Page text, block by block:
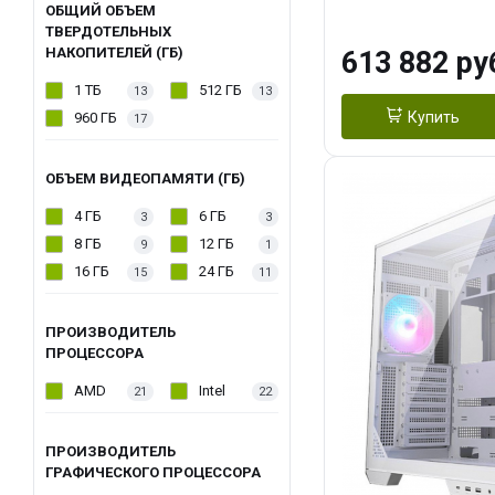
ОБЩИЙ ОБЪЕМ
ТВЕРДОТЕЛЬНЫХ
НАКОПИТЕЛЕЙ (ГБ)
1 ТБ 13 512 ГБ 13
960 ГБ 17
ОБЪЕМ ВИДЕОПАМЯТИ (ГБ)
4 ГБ 3 6 ГБ 3
8 ГБ 9 12 ГБ 1
16 ГБ 15 24 ГБ 11
ПРОИЗВОДИТЕЛЬ
ПРОЦЕССОРА
AMD 21 Intel 22
ПРОИЗВОДИТЕЛЬ
ГРАФИЧЕСКОГО ПРОЦЕССОРА
Turbo/ 960 ГБ
613 882
Купить